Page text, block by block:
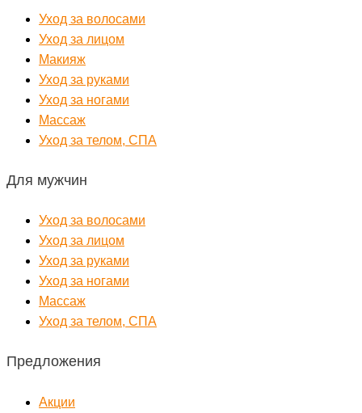
Уход за волосами
Уход за лицом
Макияж
Уход за руками
Уход за ногами
Массаж
Уход за телом, СПА
Для мужчин
Уход за волосами
Уход за лицом
Уход за руками
Уход за ногами
Массаж
Уход за телом, СПА
Предложения
Акции